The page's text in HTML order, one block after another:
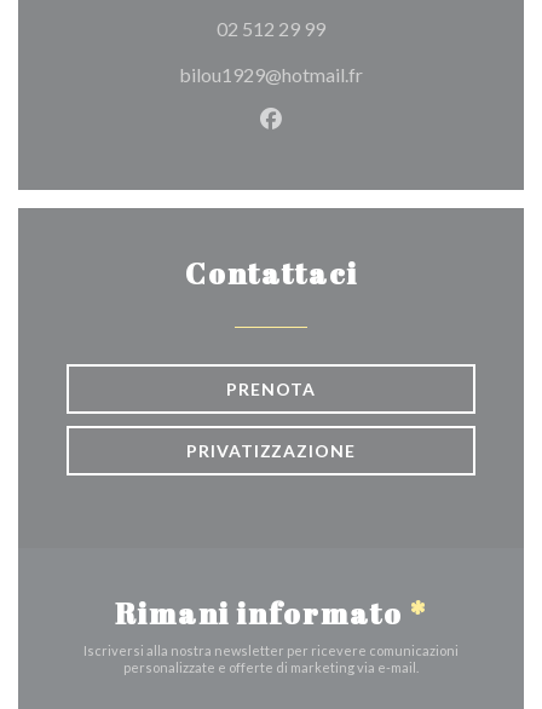
02 512 29 99
bilou1929@hotmail.fr
Facebook ((apre una nuova
Contattaci
PRENOTA
PRIVATIZZAZIONE
Rimani informato *
Iscriversi alla nostra newsletter per ricevere comunicazioni
personalizzate e offerte di marketing via e-mail.